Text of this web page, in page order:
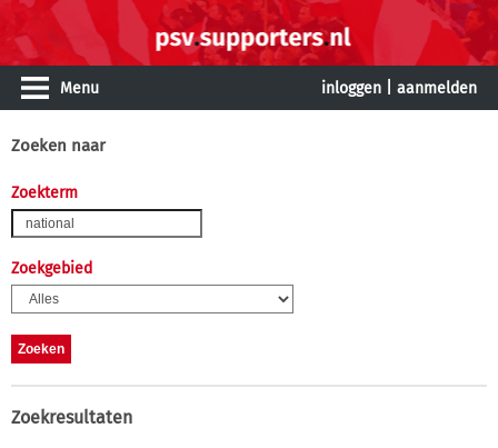
Menu inloggen aanmelden
Zoeken naar
Zoekterm
Zoekgebied
Zoekresultaten